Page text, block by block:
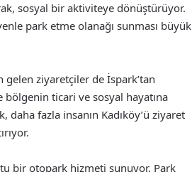
sosyal bir aktiviteye dönüştürüyor.
park etme olanağı sunması büyük
ziyaretçiler de İspark’tan
bölgenin ticari ve sosyal hayatına
fazla insanın Kadıköy’ü ziyaret
bir otopark hizmeti sunuyor. Park